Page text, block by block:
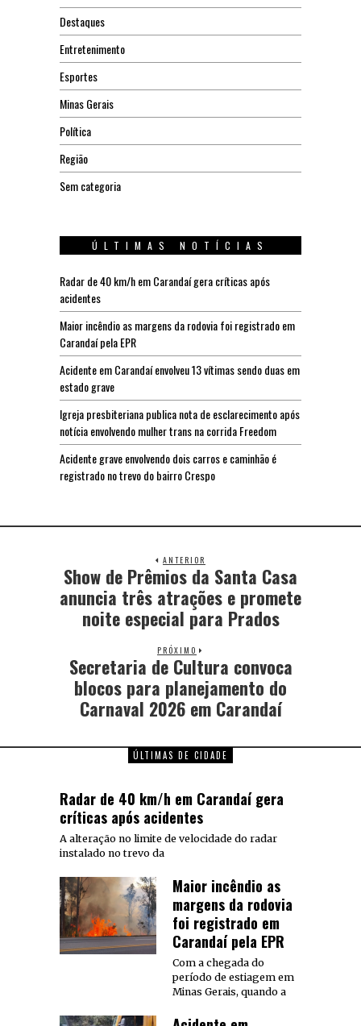
Destaques
Entretenimento
Esportes
Minas Gerais
Política
Região
Sem categoria
ÚLTIMAS NOTÍCIAS
Radar de 40 km/h em Carandaí gera críticas após
acidentes
Maior incêndio as margens da rodovia foi registrado em
Carandaí pela EPR
Acidente em Carandaí envolveu 13 vítimas sendo duas em
estado grave
Igreja presbiteriana publica nota de esclarecimento após
notícia envolvendo mulher trans na corrida Freedom
Acidente grave envolvendo dois carros e caminhão é
registrado no trevo do bairro Crespo
ANTERIOR
Show de Prêmios da Santa Casa
anuncia três atrações e promete
noite especial para Prados
PRÓXIMO
Secretaria de Cultura convoca
blocos para planejamento do
Carnaval 2026 em Carandaí
ÚLTIMAS DE CIDADE
Radar de 40 km/h em Carandaí gera
críticas após acidentes
A alteração no limite de velocidade do radar
instalado no trevo da
Maior incêndio as
margens da rodovia
foi registrado em
Carandaí pela EPR
Com a chegada do
período de estiagem em
Minas Gerais, quando a